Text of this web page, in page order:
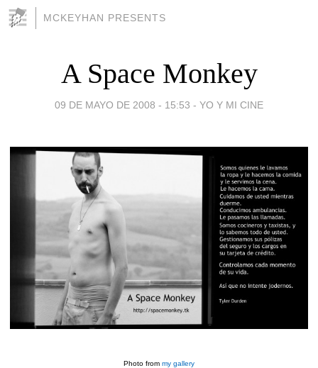
MCKEYHAN PRESENTS
A Space Monkey
09 DE MAYO DE 2008 - 15:53 - YO Y MI CINE
Photo from my gallery